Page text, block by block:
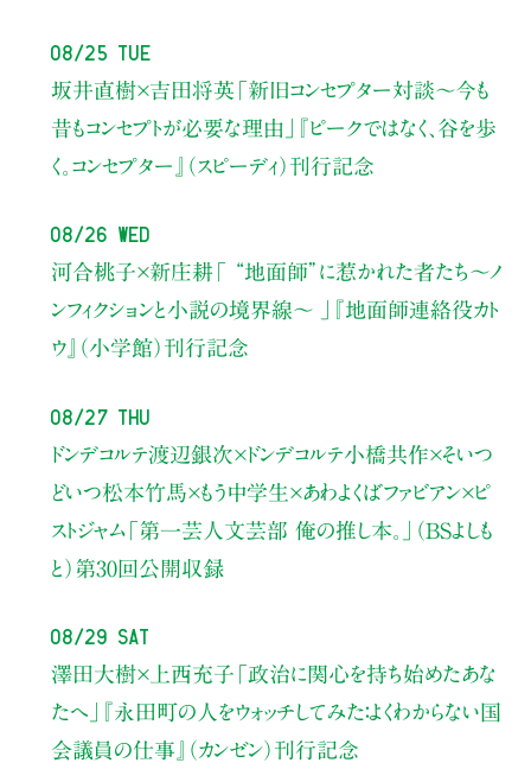
08/25 Tue
坂井直樹×吉田将英「新旧コンセプター対談～今も
昔もコンセプトが必要な理由」
『ピークではなく、谷を歩
く。コンセプター』（スピーディ）刊行記念
08/26 Wed
河合桃子×新庄耕「 “地面師”に惹かれた者たち〜ノ
ンフィクションと小説の境界線〜 」
『地面師連絡役カト
ウ』（小学館）刊行記念
08/27 Thu
ドンデコルテ渡辺銀次×ドンデコルテ小橋共作×そいつ
どいつ松本竹馬×もう中学生×あわよくばファビアン×ピ
ストジャム「第一芸人文芸部 俺の推し本。」（BSよしも
と） 第30回公開収録
08/29 Sat
澤田大樹×上西充子 「政治に関心を持ち始めたあな
たへ」
『永田町の人をウォッチしてみた：よくわからない国
会議員の仕事』（カンゼン）刊行記念